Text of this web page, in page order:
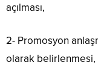
açılması,
2- Promosyon
olarak belirlenmesi,